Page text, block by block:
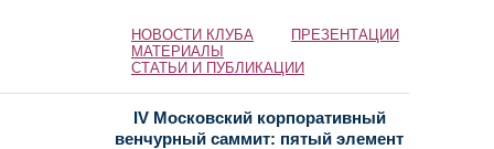
НАУКЕ И ИННОВАЦИЯМ
НОВОСТИ КЛУБА
ПРЕЗЕНТАЦИИ
МАТЕРИАЛЫ
СТАТЬИ И ПУБЛИКАЦИИ
IV Московский корпоративный
венчурный саммит: пятый элемент